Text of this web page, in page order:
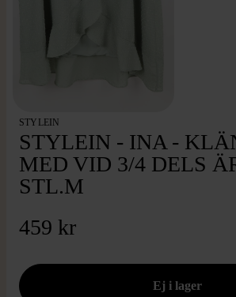
STYLEIN
STYLEIN - INA -
MED VID 3/4 DELS
STL.M
459 kr